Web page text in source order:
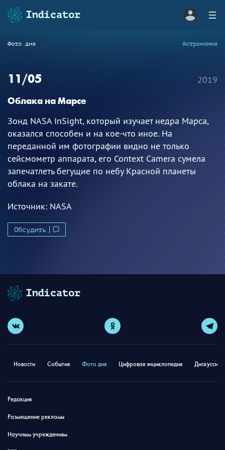
Фото дня Астрономия
11/05
Облака на Марсе
Зонд NASA InSight, который изучает недра Марса,
оказался способен и на кое-что иное. На
переданной им фотографии видно не только
сейсмометр аппарата, его Context Camera сумела
запечатлеть бегущие по небу Красной планеты
облака на закате.
Источник:NASA
Обсудить
2019
Новости События Фото дня Цифровая энциклопедия
Редакция
Размещение рекламы
Научным учреждениям